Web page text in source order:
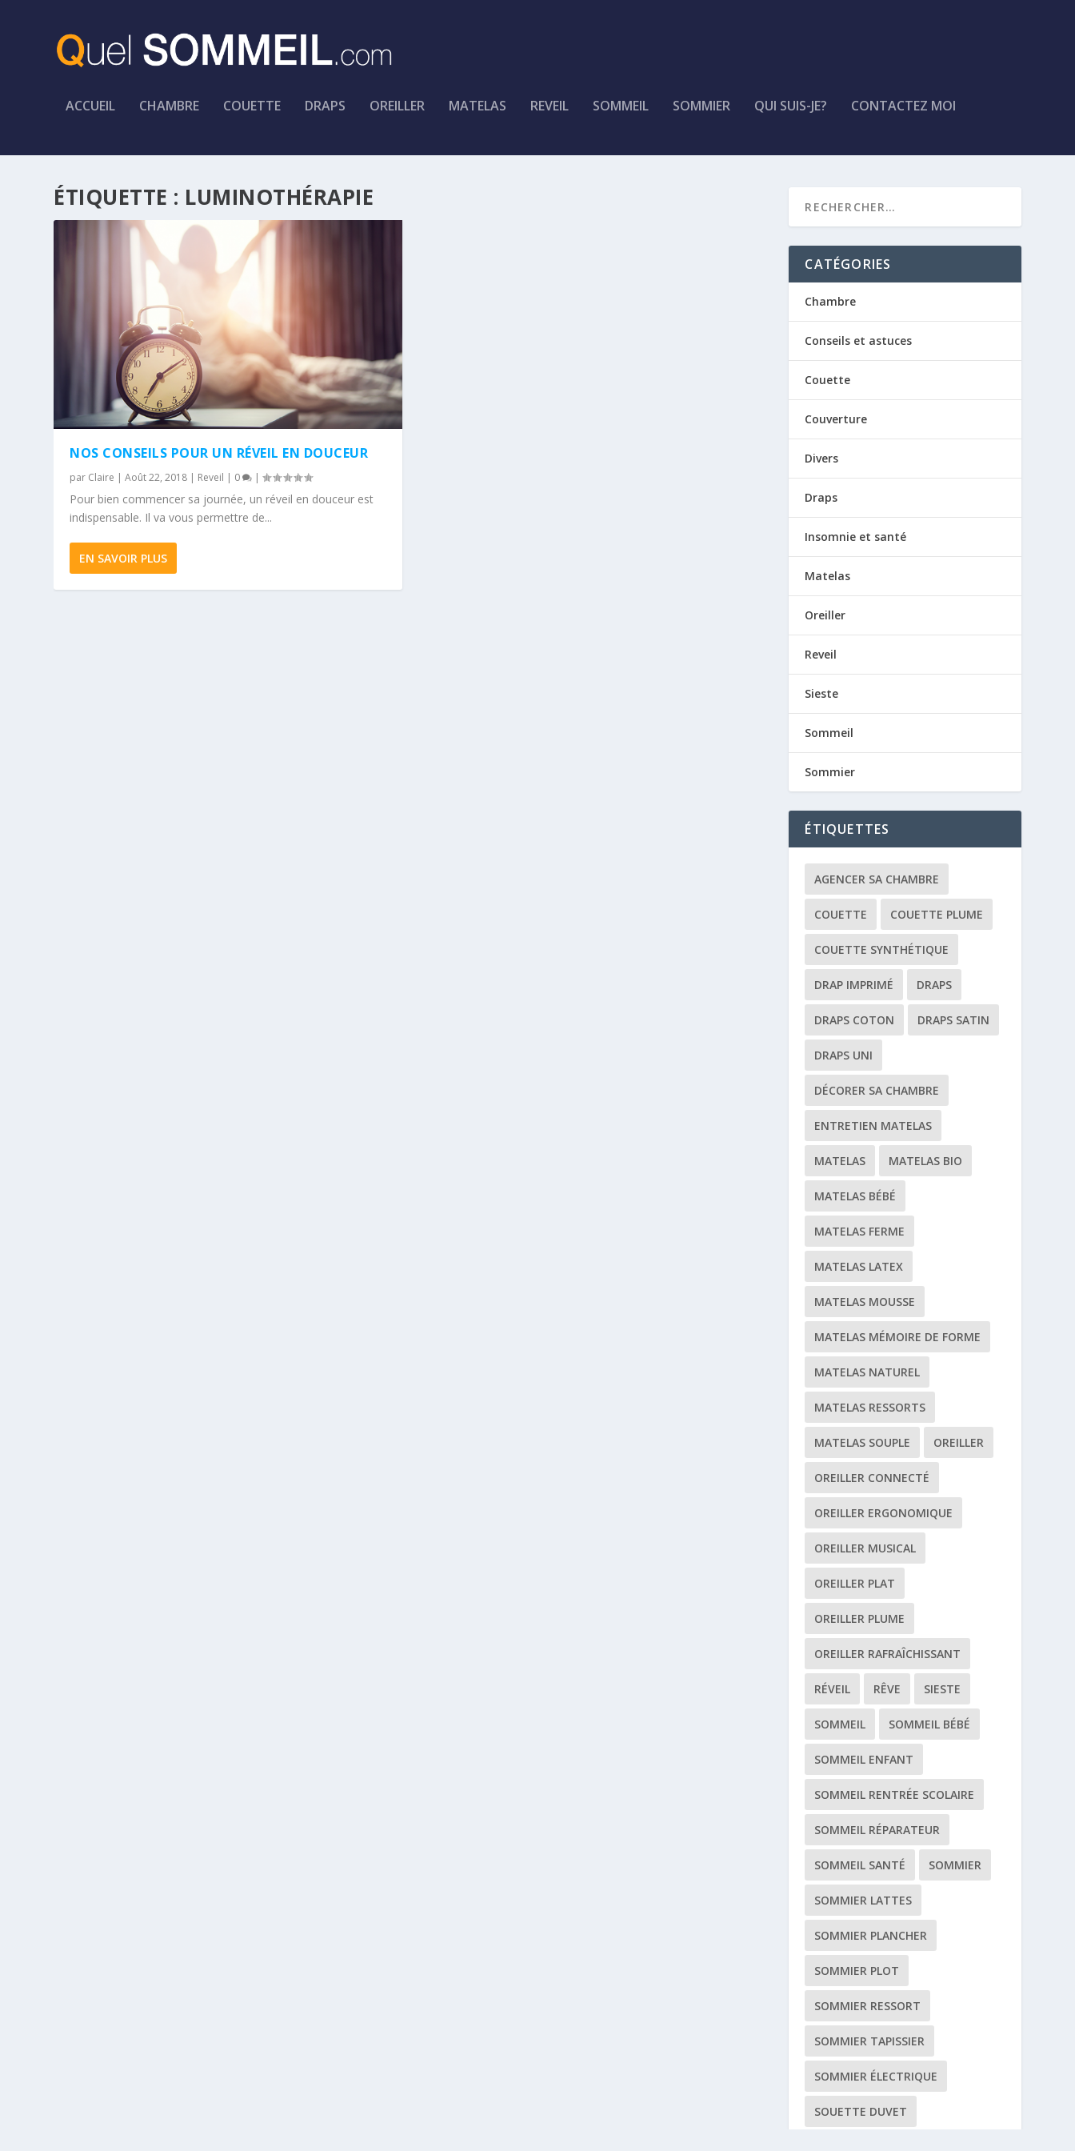
ACCUEIL CHAMBRE COUETTE DRAPS OREILLER MATELAS REVEIL SOMMEIL SOMMIER QUI SUIS-JE? CONTACTEZ MOI
ÉTIQUETTE : LUMINOTHÉRAPIE
NOS CONSEILS POUR UN RÉVEIL EN DOUCEUR
par Claire |Août 22, 2018 | Reveil | 0 |
Pour bien commencer sa journée, un réveil en douceur est
indispensable. Il va vous permettre de...
EN SAVOIR PLUS
CATÉGORIES
Chambre
Conseils et astuces
Couette
Couverture
Divers
Draps
Insomnie et santé
Matelas
Oreiller
Reveil
Sieste
Sommeil
Sommier
ÉTIQUETTES
AGENCER SA CHAMBRE
COUETTE COUETTE PLUME
COUETTE SYNTHÉTIQUE
DRAP IMPRIMÉ DRAPS
DRAPS COTON DRAPS SATIN
DRAPS UNI
DÉCORER SA CHAMBRE
ENTRETIEN MATELAS
MATELAS MATELAS BIO
MATELAS BÉBÉ
MATELAS FERME
MATELAS LATEX
MATELAS MOUSSE
MATELAS MÉMOIRE DE FORME
MATELAS NATUREL
MATELAS RESSORTS
MATELAS SOUPLE OREILLER
OREILLER CONNECTÉ
OREILLER ERGONOMIQUE
OREILLER MUSICAL
OREILLER PLAT
OREILLER PLUME
OREILLER RAFRAÎCHISSANT
RÉVEIL RÊVE SIESTE
SOMMEIL SOMMEIL BÉBÉ
SOMMEIL ENFANT
SOMMEIL RENTRÉE SCOLAIRE
SOMMEIL RÉPARATEUR
SOMMEIL SANTÉ SOMMIER
SOMMIER LATTES
SOMMIER PLANCHER
SOMMIER PLOT
SOMMIER RESSORT
SOMMIER TAPISSIER
SOMMIER ÉLECTRIQUE
SOUETTE DUVET